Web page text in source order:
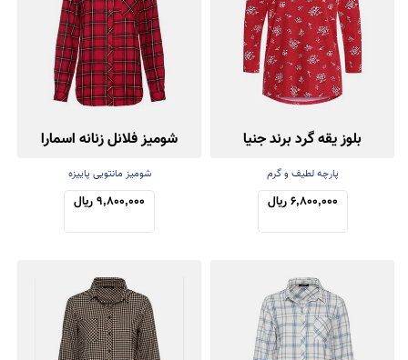
بلوز یقه گرد برند جنیا
پارچه لطیف و گرم
6,800,000 ریال
شومیز فلانل زنانه اسمارا
شومیز مانتویی پاییزه
9,800,000 ریال